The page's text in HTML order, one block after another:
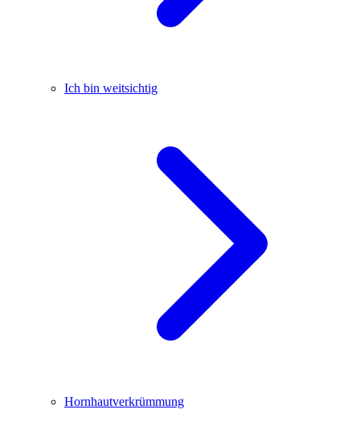
Ich bin weitsichtig
Hornhautverkrümmung